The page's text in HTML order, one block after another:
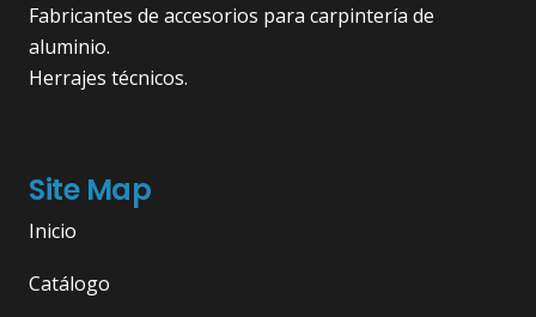
Fabricantes de accesorios para carpintería de
aluminio.
Herrajes técnicos.
Site Map
Inicio
Catálogo